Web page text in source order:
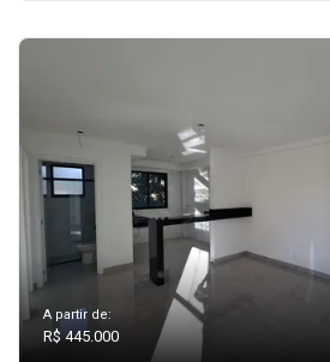
A partir de:
R$ 445.000